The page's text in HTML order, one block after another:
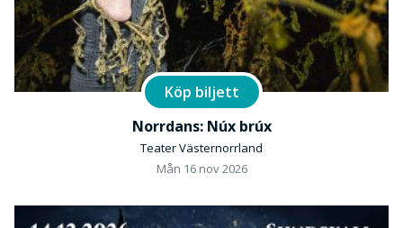
Köp biljett
Norrdans: Núx brúx
Teater Västernorrland
Mån 16 nov 2026